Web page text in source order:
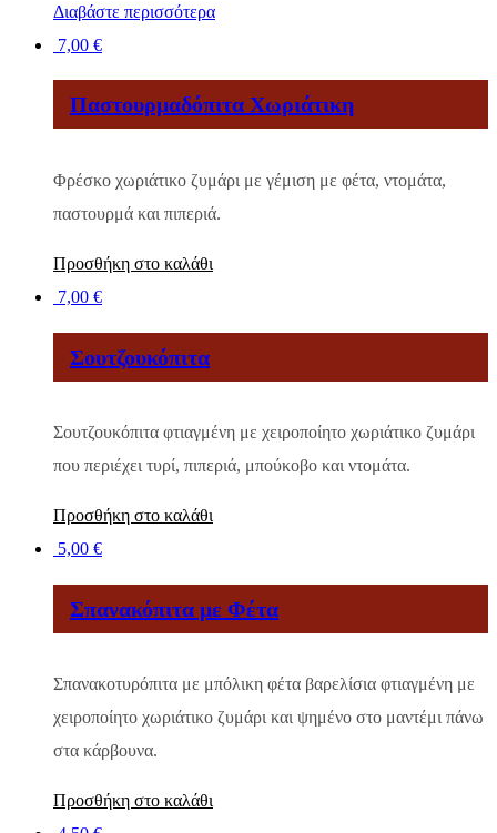
Διαβάστε περισσότερα
7,00 €
Παστουρμαδόπιτα Χωριάτικη
Φρέσκο χωριάτικο ζυμάρι με γέμιση με φέτα, ντομάτα,
παστουρμά και πιπεριά.
Προσθήκη στο καλάθι
7,00 €
Σουτζουκόπιτα
Σουτζουκόπιτα φτιαγμένη με χειροποίητο χωριάτικο ζυμάρι
που περιέχει τυρί, πιπεριά, μπούκοβο και ντομάτα.
Προσθήκη στο καλάθι
5,00 €
Σπανακόπιτα με Φέτα
Σπανακοτυρόπιτα με μπόλικη φέτα βαρελίσια φτιαγμένη με
χειροποίητο χωριάτικο ζυμάρι και ψημένο στο μαντέμι πάνω
στα κάρβουνα.
Προσθήκη στο καλάθι